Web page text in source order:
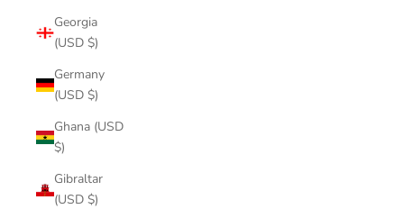
Georgia
(USD $)
Germany
(USD $)
Ghana (USD
$)
Gibraltar
(USD $)